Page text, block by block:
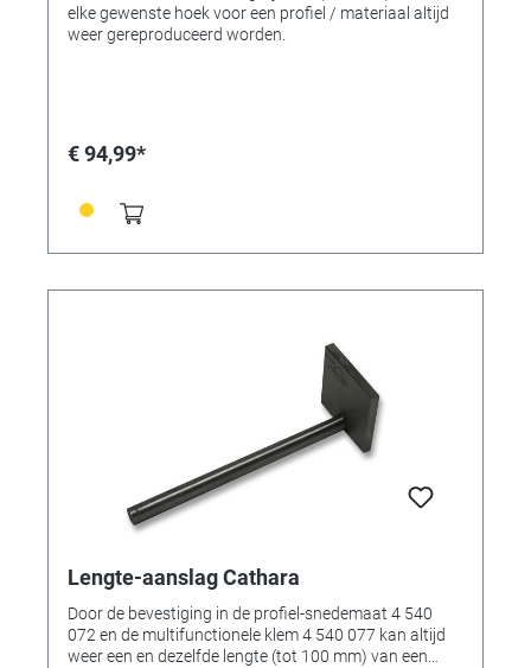
elke gewenste hoek voor een profiel / materiaal altijd
weer gereproduceerd worden.
€ 94,99*
Lengte-aanslag Cathara
Door de bevestiging in de profiel-snedemaat 4 540
072 en de multifunctionele klem 4 540 077 kan altijd
weer een en dezelfde lengte (tot 100 mm) van een